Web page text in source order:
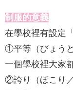
制服的意義
在學校裡有設定
①平等（びょう
一個學校裡大家
②誇り（ほこり